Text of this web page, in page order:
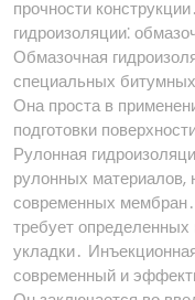
прочности
гидроизоляции⁚
Обмазочная
специальных
Она проста в
подготовки
Рулонная
рулонных материалов,
современных
требует
укладки․
современный и